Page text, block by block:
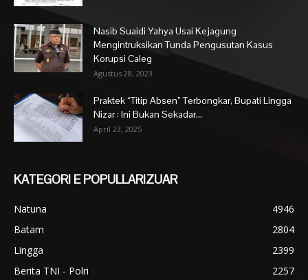
Nasib Suaidi Yahya Usai Kejagung
Mengintruksikan Tunda Pengusutan Kasus
Korupsi Caleg
Agustus 28, 2023
Praktek “Titip Absen” Terbongkar, Bupati Lingga
Nizar : Ini Bukan Sekadar...
April 23, 2025
KATEGORI E POPULLARIZUAR
Natuna
4946
Batam
2804
Lingga
2399
Berita TNI - Polri
2257